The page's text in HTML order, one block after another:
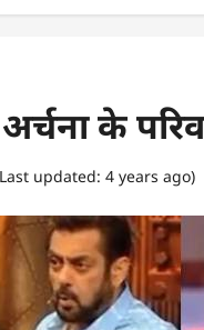
अर्चना के
updated: 4 years ago)